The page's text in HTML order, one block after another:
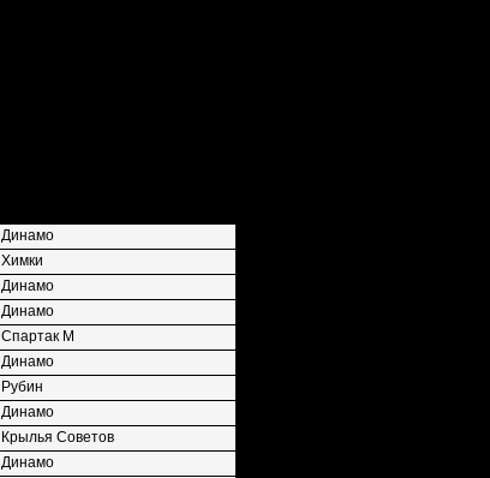
Динамо
Химки
Динамо
Динамо
Спартак М
Динамо
Рубин
Динамо
Крылья Советов
Динамо